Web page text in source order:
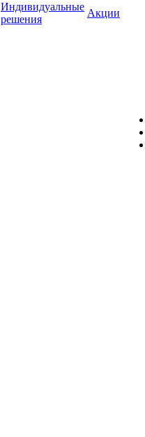
Индивидуальные
решения
Акции